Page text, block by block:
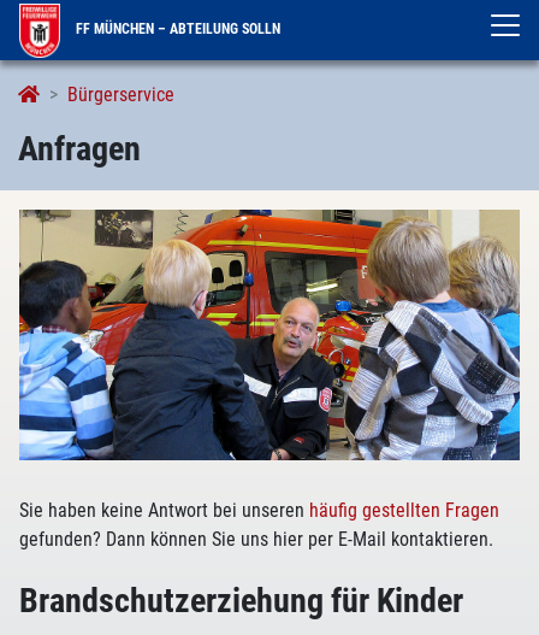
FF MÜNCHEN – ABTEILUNG SOLLN
Bürgerservice
Anfragen
Anfragen
Sie haben keine Antwort bei unseren häufig gestellten Fragen
gefunden? Dann können Sie uns hier per E-Mail kontaktieren.
Brandschutzerziehung für Kinder